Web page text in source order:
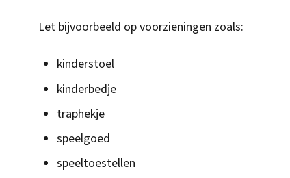
Let bijvoorbeeld op voorzieningen zoals:
kinderstoel
kinderbedje
traphekje
speelgoed
speeltoestellen